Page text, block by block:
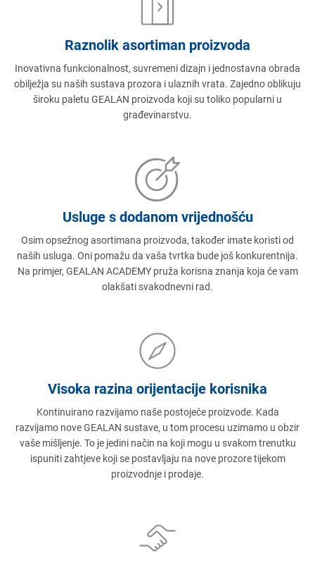
Raznolik asortiman proizvoda
Inovativna funkcionalnost, suvremeni dizajn i jednostavna obrada
obilježja su naših sustava prozora i ulaznih vrata. Zajedno oblikuju
široku paletu GEALAN proizvoda koji su toliko popularni u
građevinarstvu.
Usluge s dodanom vrijednošću
Osim opsežnog asortimana proizvoda, također imate koristi od
naših usluga. Oni pomažu da vaša tvrtka bude još konkurentnija.
Na primjer, GEALAN ACADEMY pruža korisna znanja koja će vam
olakšati svakodnevni rad.
Visoka razina orijentacije korisnika
Kontinuirano razvijamo naše postojeće proizvode. Kada
razvijamo nove GEALAN sustave, u tom procesu uzimamo u obzir
vaše mišljenje. To je jedini način na koji mogu u svakom trenutku
ispuniti zahtjeve koji se postavljaju na nove prozore tijekom
proizvodnje i prodaje.